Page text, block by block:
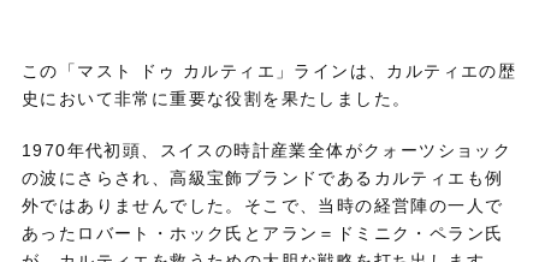
この「マスト ドゥ カルティエ」ラインは、カルティエの歴
史において非常に重要な役割を果たしました。
1970年代初頭、スイスの時計産業全体がクォーツショック
の波にさらされ、高級宝飾ブランドであるカルティエも例
外ではありませんでした。そこで、当時の経営陣の一人で
あったロバート・ホック氏とアラン＝ドミニク・ペラン氏